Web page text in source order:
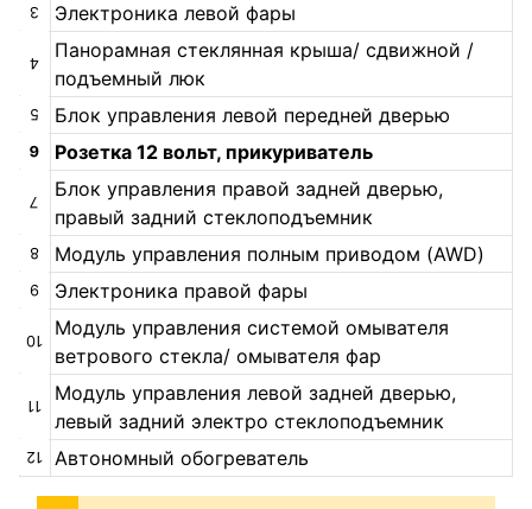
3 Электроника левой фары
4
Панорамная стеклянная крыша/ сдвижной /
подъемный люк
5 Блок управления левой передней дверью
6 Розетка 12 вольт, прикуриватель
7
Блок управления правой задней дверью,
правый задний стеклоподъемник
8 Модуль управления полным приводом (AWD)
9 Электроника правой фары
10
Модуль управления системой омывателя
ветрового стекла/ омывателя фар
11
Модуль управления левой задней дверью,
левый задний электро стеклоподъемник
12 Автономный обогреватель